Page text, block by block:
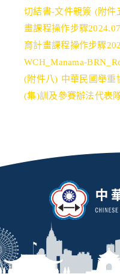
切結書-文件親簽 (附件
畫課程操作步驟2024.07
育計畫課程操作步驟
WCH_Manama-
(附件八) 中華民國舉重
(集)訓及參賽辦法代表